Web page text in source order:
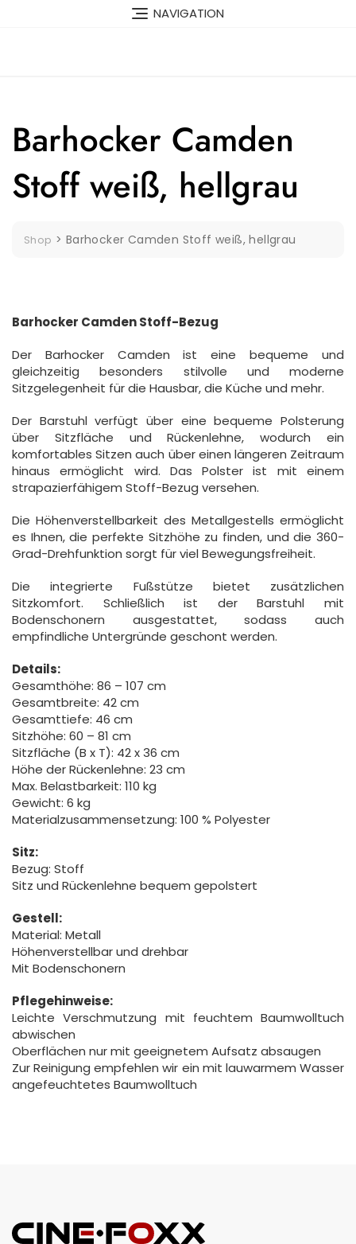
NAVIGATION
Barhocker Camden
Stoff weiß, hellgrau
Shop > Barhocker Camden Stoff weiß, hellgrau
Barhocker Camden Stoff-Bezug
Der Barhocker Camden ist eine bequeme und
gleichzeitig besonders stilvolle und moderne
Sitzgelegenheit für die Hausbar, die Küche und mehr.
Der Barstuhl verfügt über eine bequeme Polsterung
über Sitzfläche und Rückenlehne, wodurch ein
komfortables Sitzen auch über einen längeren Zeitraum
hinaus ermöglicht wird. Das Polster ist mit einem
strapazierfähigem Stoff-Bezug versehen.
Die Höhenverstellbarkeit des Metallgestells ermöglicht
es Ihnen, die perfekte Sitzhöhe zu finden, und die 360-
Grad-Drehfunktion sorgt für viel Bewegungsfreiheit.
Die integrierte Fußstütze bietet zusätzlichen
Sitzkomfort. Schließlich ist der Barstuhl mit
Bodenschonern ausgestattet, sodass auch
empfindliche Untergründe geschont werden.
Details:
Gesamthöhe: 86 – 107 cm
Gesamtbreite: 42 cm
Gesamttiefe: 46 cm
Sitzhöhe: 60 – 81 cm
Sitzfläche (B x T): 42 x 36 cm
Höhe der Rückenlehne: 23 cm
Max. Belastbarkeit: 110 kg
Gewicht: 6 kg
Materialzusammensetzung: 100 % Polyester
Sitz:
Bezug: Stoff
Sitz und Rückenlehne bequem gepolstert
Gestell:
Material: Metall
Höhenverstellbar und drehbar
Mit Bodenschonern
Pflegehinweise:
Leichte Verschmutzung mit feuchtem Baumwolltuch
abwischen
Oberflächen nur mit geeignetem Aufsatz absaugen
Zur Reinigung empfehlen wir ein mit lauwarmem Wasser
angefeuchtetes Baumwolltuch